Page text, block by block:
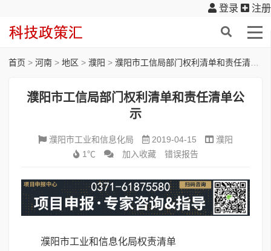
登录 注册
首页 > 河南 > 地区 > 濮阳 > 濮阳市工信局部门权利清单和责任清单公示
濮阳市工信局部门权利清单和责任清单公
示
濮阳市工业和信息化局 2019-04-15
濮阳
1℃
加入收藏 错误报告
濮阳市工业和信息化局权责清单